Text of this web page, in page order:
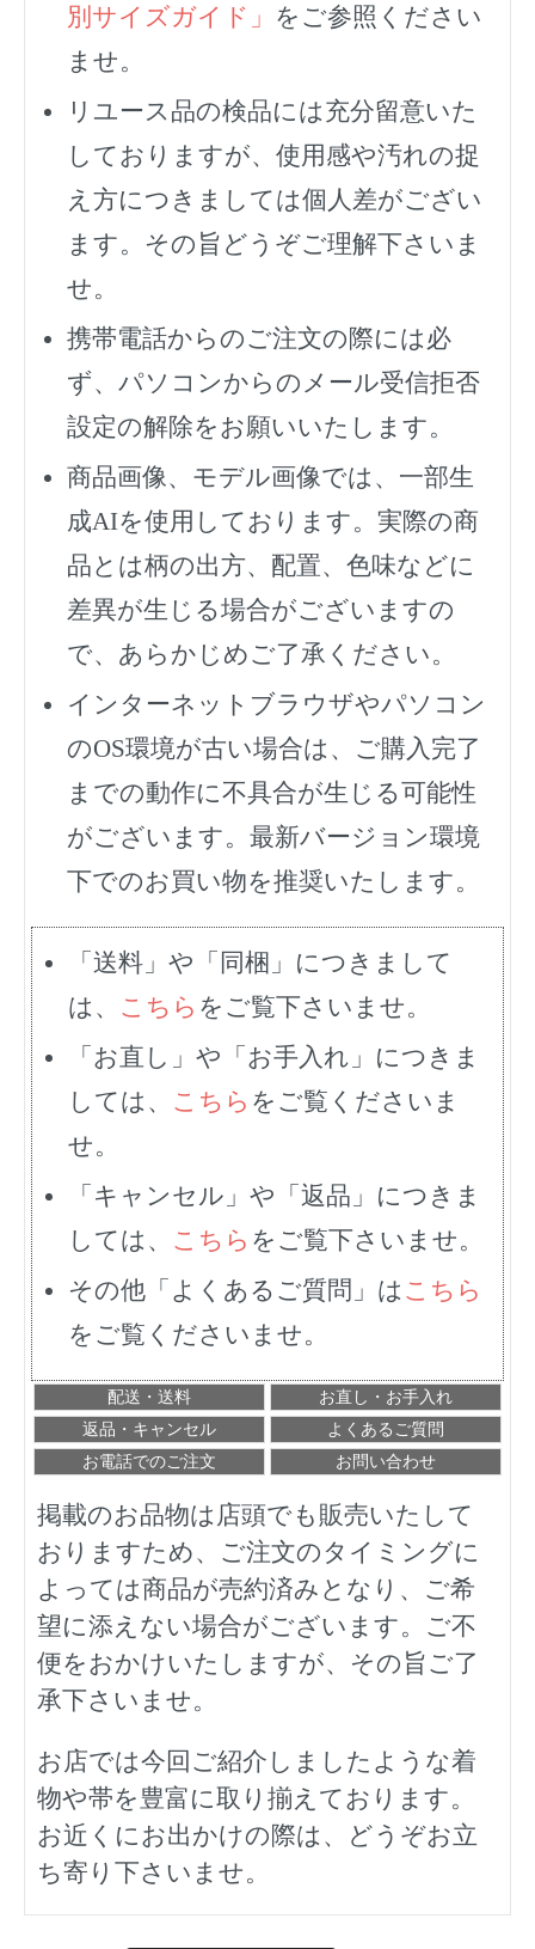
別サイズガイド」 をご参照ください
ませ。
リユース品の検品には充分留意いた
しておりますが、使用感や汚れの捉
え方につきましては個人差がござい
ます。その旨どうぞご理解下さいま
せ。
携帯電話からのご注文の際には必
ず、 パソコンからのメール受信拒否
設定の解除をお願いいたします。
商品画像、モデル画像では、一部生
成AIを使用しております。実際の商
品とは柄の出方、配置、色味などに
差異が生じる場合がございますの
で、あらかじめご了承ください。
インターネットブラウザやパソコン
のOS環境が古い場合は、ご購入完了
までの動作に不具合が生じる可能性
がございます。最新バージョン環境
下でのお買い物を推奨いたします。
「送料」や「同梱」につきまして
は、 こちら をご覧下さいませ。
「お直し」や「お手入れ」につきま
しては、 こちら をご覧くださいま
せ。
「キャンセル」や「返品」につきま
しては、 こちら をご覧下さいませ。
その他「よくあるご質問」は こちら
をご覧くださいませ。
配送・送料
お直し・お手入れ
返品・キャンセル
よくあるご質問
お電話でのご注文
お問い合わせ
掲載のお品物は店頭でも販売いたして
おりますため、ご注文のタイミングに
よっては商品が売約済みとなり、ご希
望に添えない場合がございます。ご不
便をおかけいたしますが、その旨ご了
承下さいませ。
お店では今回ご紹介しましたような着
物や帯を豊富に取り揃えております。
お近くにお出かけの際は、どうぞお立
ち寄り下さいませ。